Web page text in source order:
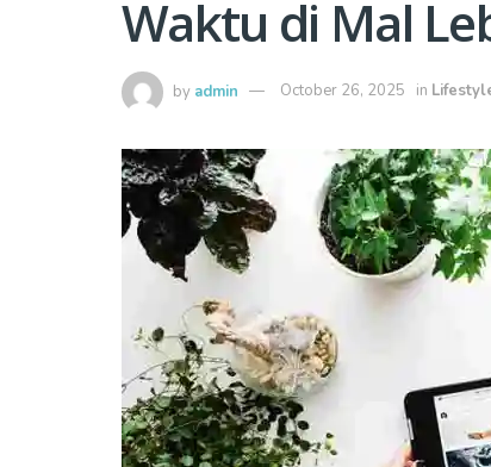
Waktu di Mal
by admin October 26, 2025 in